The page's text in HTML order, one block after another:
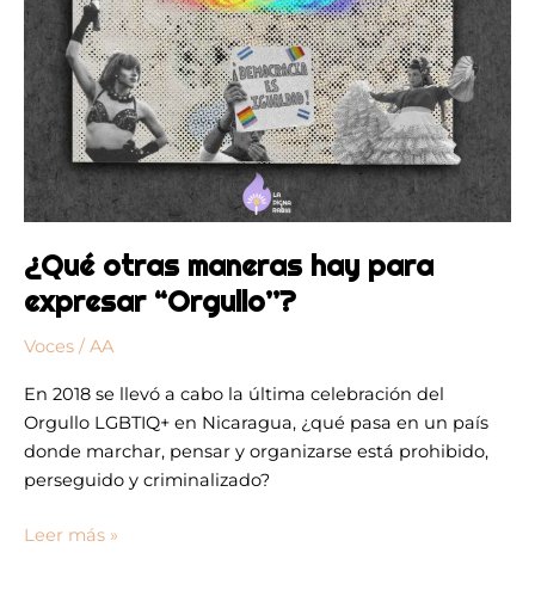
¿Qué otras maneras hay para
expresar “Orgullo’’?
Voces / AA
En 2018 se llevó a cabo la última celebración del
Orgullo LGBTIQ+ en Nicaragua, ¿qué pasa en un país
donde marchar, pensar y organizarse está prohibido,
perseguido y criminalizado?
expresar
“Orgullo’’?
Leer más »